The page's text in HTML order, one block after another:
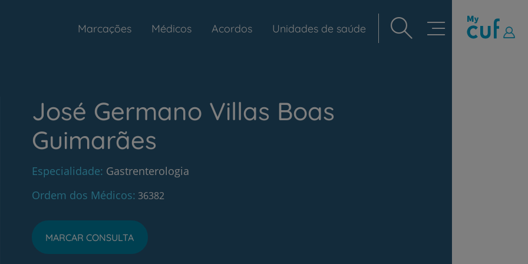
Navegação
Marcações Médicos Acordos Unidades de saúde
José Germano Villas Boas
Guimarães
Especialidade Gastrenterologia
Ordem dos Médicos 36382
MARCAR CONSULTA